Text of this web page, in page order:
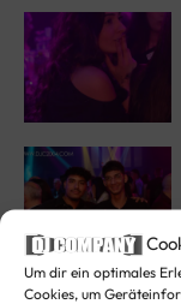
Um dir ein optimales
Cookies, um